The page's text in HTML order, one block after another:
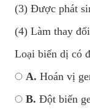
(3) Được phát
(4) Làm thay
Loại biến dị có
A. Hoán vị
B. Đột biến